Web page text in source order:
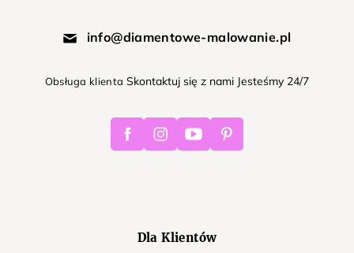
info@diamentowe-malowanie.pl
Obsługa klienta Skontaktuj się z nami Jesteśmy 24/7
FacebookInstagramYoutube Pinterest
Dla Klientów